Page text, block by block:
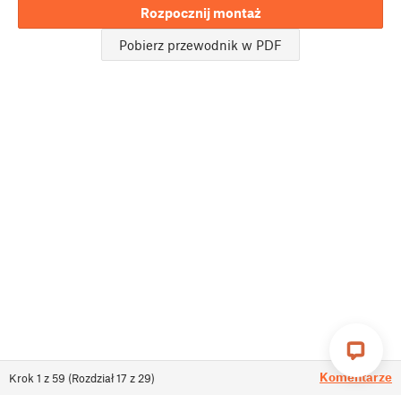
Krok 1 z 59 (Rozdział17 z 29) Komentarze
Rozpocznij montaż
Pobierz przewodnik w PDF